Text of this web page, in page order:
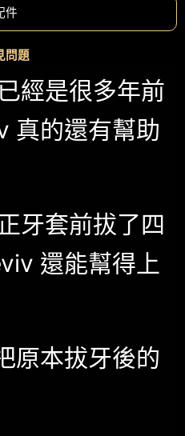
件
問題
經是很多年前
真的還有幫助
牙套前拔了四
還能幫得上
原本拔牙後的